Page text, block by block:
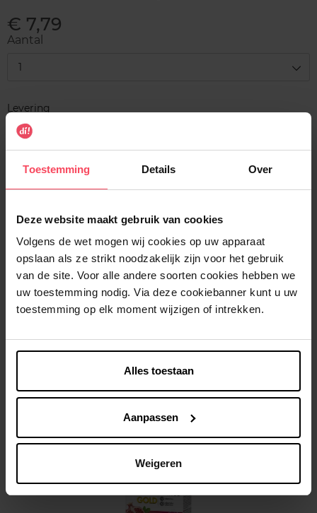
Toestemming Details Over
Deze website maakt gebruik van cookies
Volgens de wet mogen wij cookies op uw apparaat
opslaan als ze strikt noodzakelijk zijn voor het gebruik
van de site. Voor alle andere soorten cookies hebben we
uw toestemming nodig. Via deze cookiebanner kunt u uw
toestemming op elk moment wijzigen of intrekken.
Alles toestaan
Aanpassen
Weigeren
€ 7,79
Aantal
1
Levering
Voorradig
In winkelmandje
Gratis levering bij aankoop van min. 35€.
Gratis retour in je winkelpunt
Verzending binnen 24u